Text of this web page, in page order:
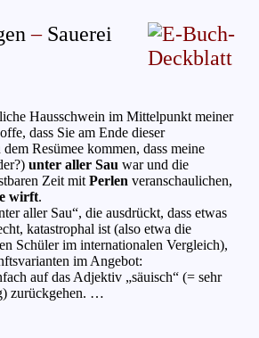
–Sauerei
Hausschwein im Mittelpunkt meiner
dass Sie am Ende dieser
Resümee kommen, dass meine
unter aller Sau war und die
Zeit mit Perlen veranschaulichen,
wirft.
aller Sau“, die ausdrückt, dass etwas
katastrophal ist (also etwa die
Schüler im internationalen Vergleich),
im Angebot:
auf das Adjektiv „säuisch“ (= sehr
zurückgehen. …